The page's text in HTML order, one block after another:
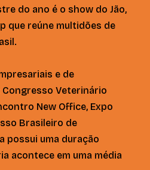
do ano é o show do Jão,
que reúne multidões de
e de
Veterinário
New Office, Expo
Brasileiro de
possui uma duração
acontece em uma média